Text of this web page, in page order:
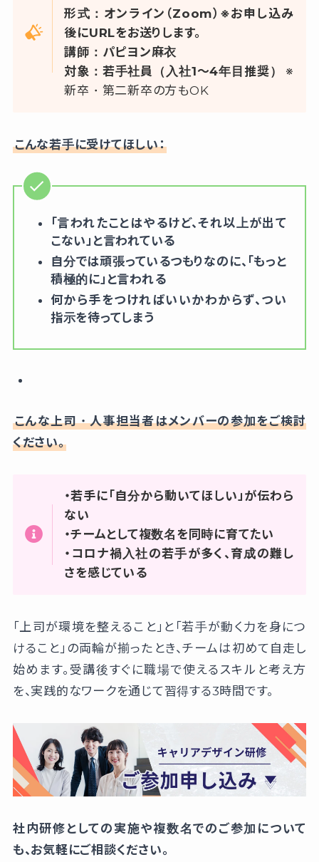
形式： オンライン（Zoom） ※お申し込み
後にURLをお送りします。
講師：パピヨン麻衣
対象：若手社員（入社1〜4年目推奨）
※
新卒・第二新卒の方もOK
こんな若手に受けてほしい：
「言われたことはやるけど、それ以上が出て
こない」と言われている
自分では頑張っているつもりなのに、「もっと
積極的に」と言われる
何から手をつければいいかわからず、つい
指示を待ってしまう
こんな上司・人事担当者はメンバーの参加をご検討
ください。
・若手に「自分から動いてほしい」が伝わら
ない
・チームとして複数名を同時に育てたい
・コロナ禍入社の若手が多く、育成の難し
さを感じている
「上司が環境を整えること」と「若手が動く力を身につ
けること」の両輪が揃ったとき、チームは初めて自走し
始めます。受講後すぐに職場で使えるスキルと考え方
を、実践的なワークを通じて習得する3時間です。
社内研修としての実施や複数名でのご参加について
も、お気軽にご相談ください。